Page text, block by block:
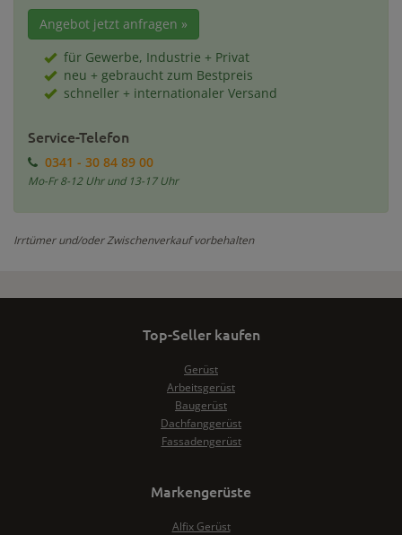
Angebot jetzt anfragen »
für Gewerbe, Industrie + Privat
neu + gebraucht zum Bestpreis
schneller + internationaler Versand
Service-Telefon
0341 - 30 84 89 00
Mo-Fr 8-12 Uhr und 13-17 Uhr
Irrtümer und/oder Zwischenverkauf vorbehalten
Top-Seller kaufen
Gerüst
Arbeitsgerüst
Baugerüst
Dachfanggerüst
Fassadengerüst
Markengerüste
Alfix Gerüst